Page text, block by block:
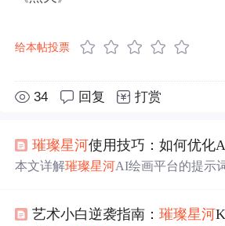
给本帖投票
34 回复 打赏
璀璨星河使用技巧：如何优化
本文详解璀璨星河AI绘画平台的提示
节）、权重调控、负面提示词运用，
艺术小白逆袭指南：璀璨星河